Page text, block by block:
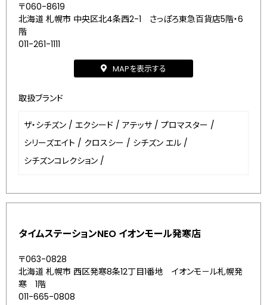
〒060-8619
北海道 札幌市 中央区北4条西2-1 さっぽろ東急百貨店5階・6
階
011-261-1111
MAPを表示する
取扱ブランド
ザ・シチズン / エクシード / アテッサ / プロマスター /
シリーズエイト / クロスシー / シチズン エル /
シチズンコレクション /
タイムステーションNEO イオンモール発寒店
〒063-0828
北海道 札幌市 西区発寒8条12丁目1番地 イオンモ－ル札幌発
寒 1階
011-665-0808